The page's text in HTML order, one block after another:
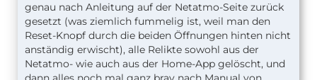
genau nach Anleitung auf der Netatmo-Seite zurück
gesetzt (was ziemlich fummelig ist, weil man den
Reset-Knopf durch die beiden Öffnungen hinten nicht
anständig erwischt), alle Relikte sowohl aus der
Netatmo- wie auch aus der Home-App gelöscht, und